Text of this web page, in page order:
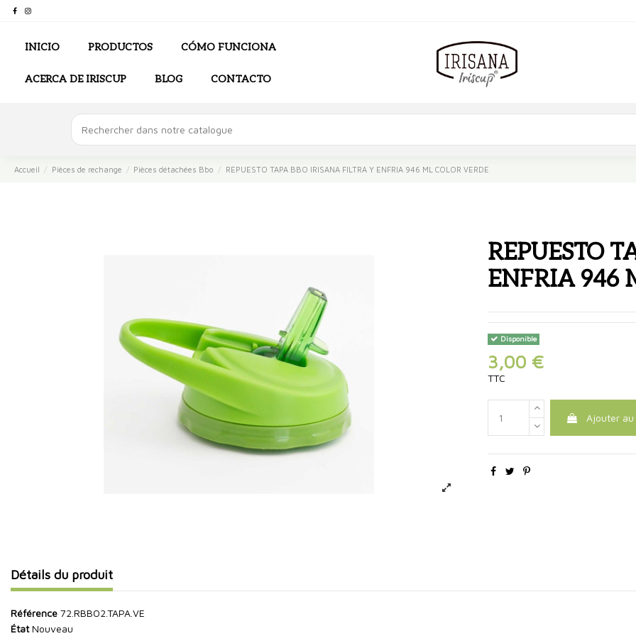
INICIO PRODUCTOS CÓMO FUNCIONA
ACERCA DE IRISCUP BLOG CONTACTO
Accueil Pièces de rechange Pièces détachées Bbo REPUESTO TAPA BBO IRISANA FILTRA Y ENFRIA 946 ML COLOR VERDE
REPUESTO
ENFRIA 946
Disponible
3,00 €
TTC
Ajouter
Détails du produit
Référence 72.RBBO2.TAPA.VE
État Nouveau